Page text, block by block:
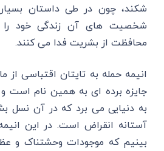
شکند، چون در طی داستان
شخصیت های آن زندگی خود را
محافظت از بشریت فدا می کنند.
انیمه حمله به تایتان اقتباسی از
جایزه برده ای به همین نام است و
به دنیایی می برد که در آن نسل
آستانه انقراض است. در این
بینیم که موجودات وحشتناک و